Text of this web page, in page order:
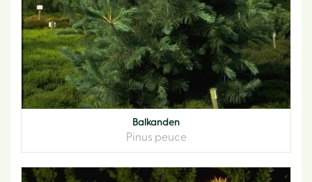
Balkanden
Pinus peuce